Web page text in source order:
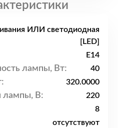
ИЛИ светодиодная
[LED]
E14
лампы, Вт: 40
320.0000
лампы, В: 220
8
отсутствуют